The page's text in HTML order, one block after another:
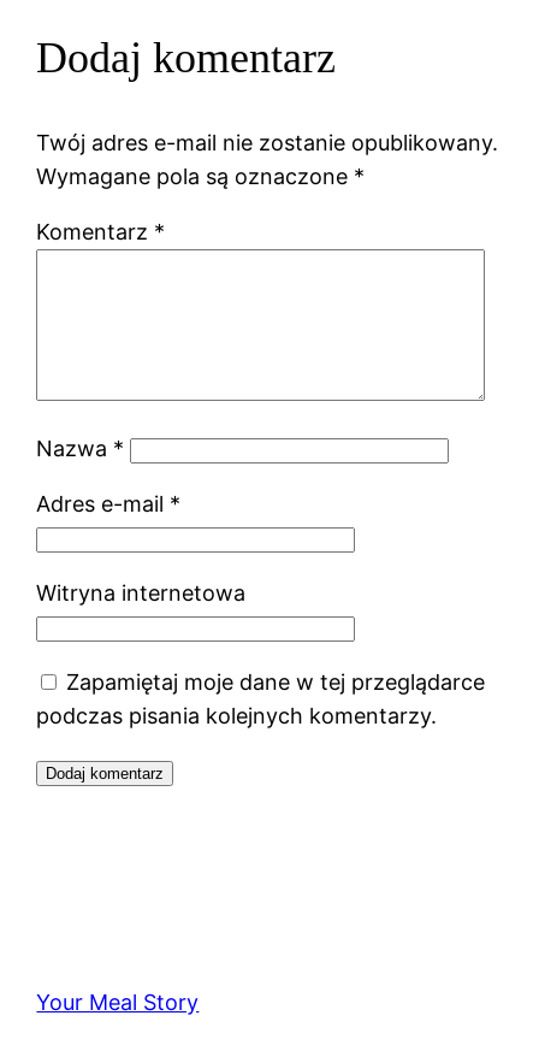
Dodaj komentarz
Twój adres e-mail nie zostanie opublikowany.
Wymagane pola są oznaczone *
Komentarz *
Nazwa *
Adres e-mail *
Witryna internetowa
Zapamiętaj moje dane w tej przeglądarce
podczas pisania kolejnych komentarzy.
Your Meal Story